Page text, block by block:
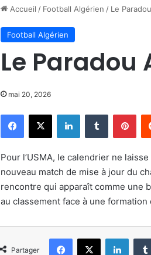
Accueil / Football Algérien / Le
Football Algérien
Le Paradou
mai 20, 2026
Facebook
X LinkedinTumblr
Pour l’USMA, le calendrier ne
nouveau match de mise à jour du
rencontre qui apparaît comme une
au classement face à une
Partager
Facebook
X